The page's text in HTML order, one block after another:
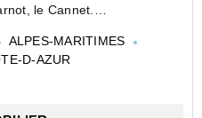
le Cannet.
(06110). Ce bien
ALPES-MARITIMES
D-AZUR